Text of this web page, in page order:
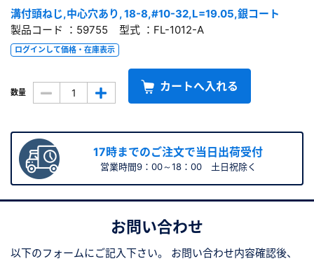
溝付頭ねじ,中心穴あり, 18-8,#10-32,L=19.05,銀コート
製品コード ：59755 型式 ：FL-1012-A
ログインして価格・在庫表示
数量 カートへ入れる
17時までのご注文で当日出荷受付
営業時間9：00～18：00 土日祝除く
お問い合わせ
以下のフォームにご記入下さい。
お問い合わせ内容確認後、